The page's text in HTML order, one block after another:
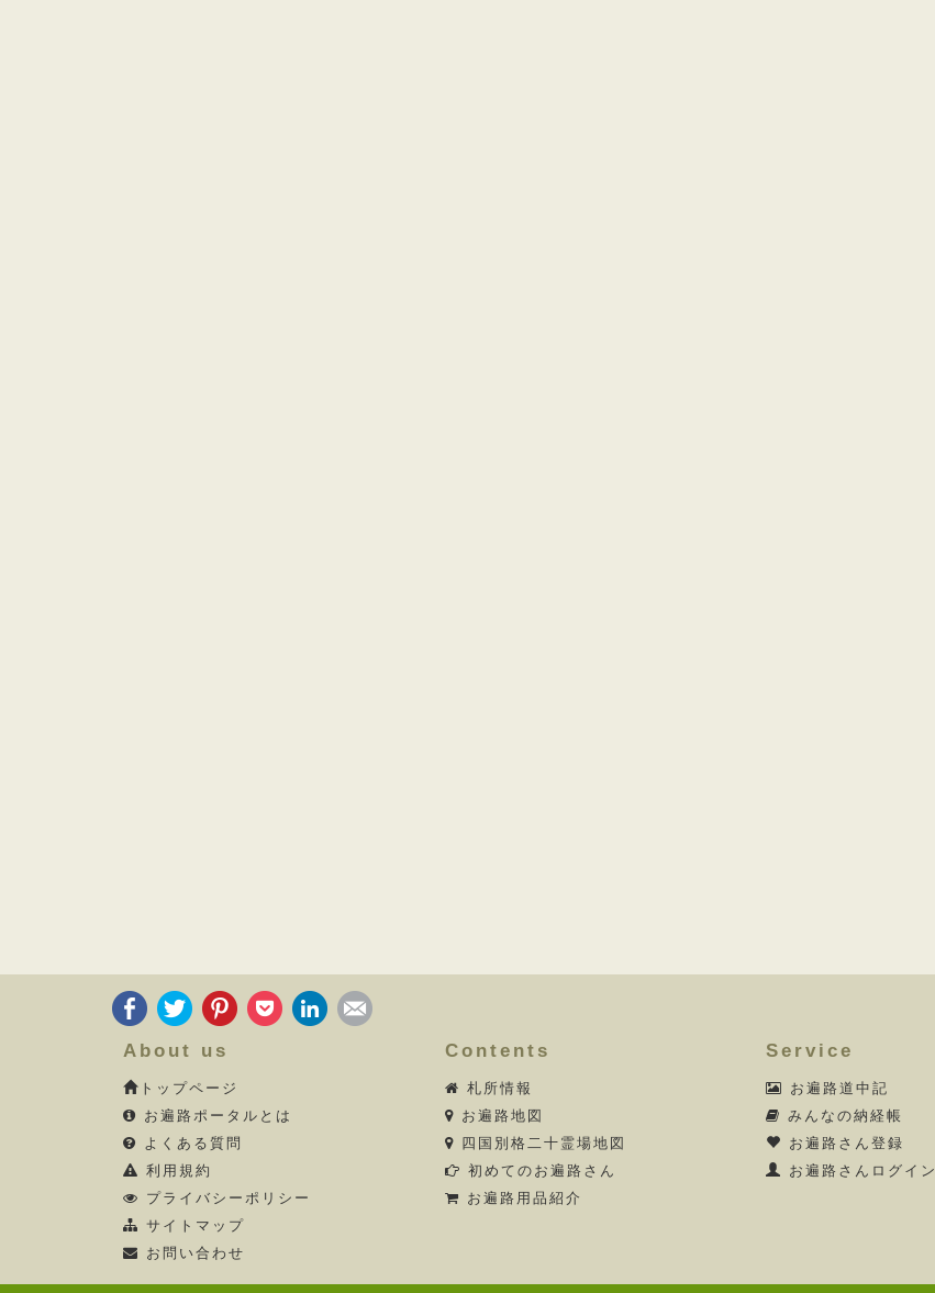
About us
トップページ
お遍路ポータルとは
よくある質問
利用規約
プライバシーポリシー
サイトマップ
お問い合わせ
Contents
札所情報
お遍路地図
四国別格二十霊場地図
初めてのお遍路さん
お遍路用品紹介
Service
お遍路道中記
みんなの納経帳
お遍路さん登録
お遍路さんログイン